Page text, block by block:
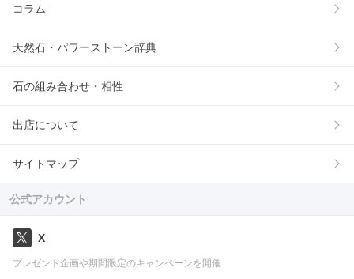
コラム
天然石・パワーストーン辞典
石の組み合わせ・相性
出店について
サイトマップ
公式アカウント
X
プレゼント企画や期間限定のキャンペーンを開催